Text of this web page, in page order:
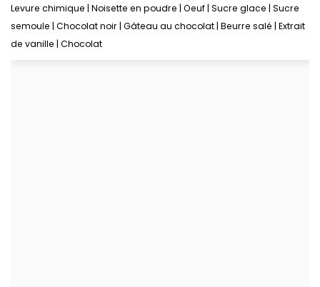
Levure chimique Noisette en poudre Oeuf Sucre glace Sucre
semoule Chocolat noir Gâteau au chocolat Beurre salé Extrait
de vanille Chocolat